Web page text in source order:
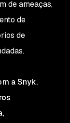
de ameaças,
de
de
a Snyk.